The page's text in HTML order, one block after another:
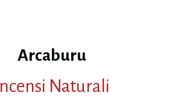
Arcaburu
Incensi Naturali